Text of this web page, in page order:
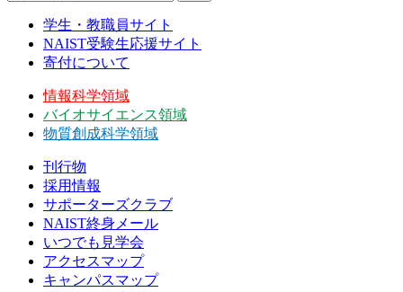
学生・教職員サイト
NAIST受験生応援サイト
寄付について
情報科学領域
バイオサイエンス領域
物質創成科学領域
刊行物
採用情報
サポーターズクラブ
NAIST終身メール
いつでも見学会
アクセスマップ
キャンパスマップ